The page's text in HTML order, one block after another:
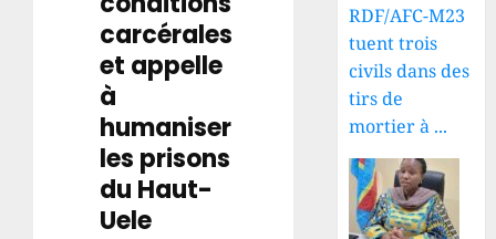
carcérales
et appelle
à
humaniser
les prisons
du Haut-
Uele
RDF/AFC-M23
tuent trois
civils dans des
tirs de
mortier à ...